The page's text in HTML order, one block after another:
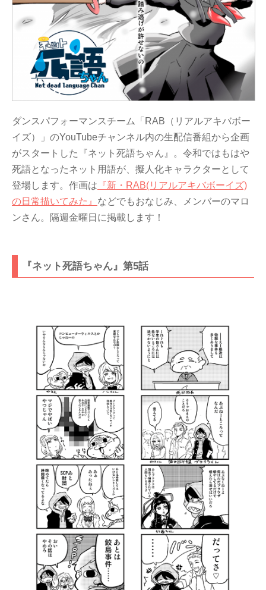
ダンスパフォーマンスチーム「RAB（リアルアキバボー
イズ）」のYouTubeチャンネル内の生配信番組から企画
がスタートした『ネット死語ちゃん』。令和ではもはや
死語となったネット用語が、擬人化キャラクターとして
登場します。作画は 『新・RAB(リアルアキバボーイズ)
の日常描いてみた』 などでもおなじみ、メンバーのマロ
ンさん。隔週金曜日に掲載します！
『ネット死語ちゃん』第5話